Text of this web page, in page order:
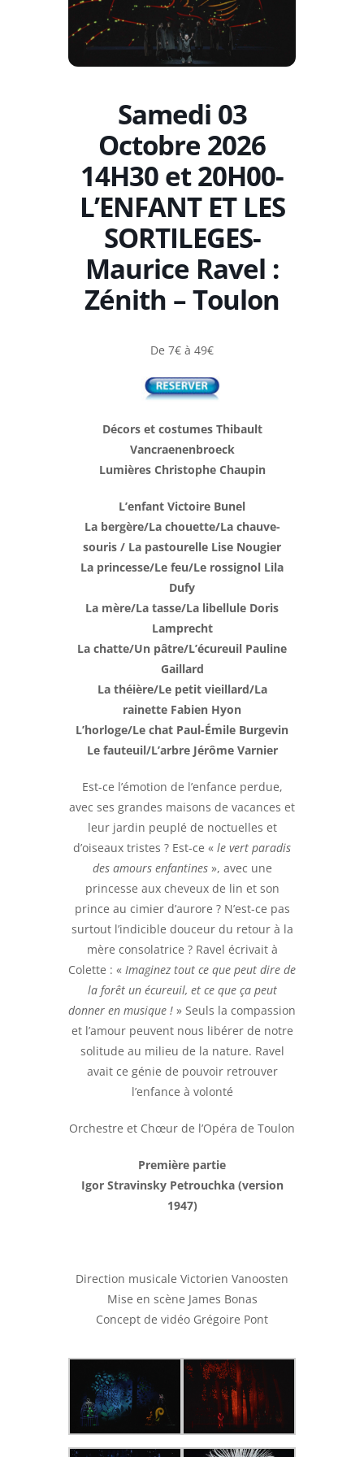
Samedi 03
Octobre 2026
14H30 et 20H00-
L’ENFANT ET LES
SORTILEGES-
Maurice Ravel :
Zénith – Toulon
De 7€ à 49€
Décors et costumes Thibault
Vancraenenbroeck
Lumières Christophe Chaupin
L’enfant Victoire Bunel
La bergère/La chouette/La chauve-
souris / La pastourelle Lise Nougier
La princesse/Le feu/Le rossignol Lila
Dufy
La mère/La tasse/La libellule Doris
Lamprecht
La chatte/Un pâtre/L’écureuil Pauline
Gaillard
La théière/Le petit vieillard/La
rainette Fabien Hyon
L’horloge/Le chat Paul-Émile Burgevin
Le fauteuil/L’arbre Jérôme Varnier
Est-ce l’émotion de l’enfance perdue,
avec ses grandes maisons de vacances et
leur jardin peuplé de noctuelles et
d’oiseaux tristes ? Est-ce « le vert paradis
des amours enfantines», avec une
princesse aux cheveux de lin et son
prince au cimier d’aurore ? N’est-ce pas
surtout l’indicible douceur du retour à la
mère consolatrice ? Ravel écrivait à
Colette : « Imaginez tout ce que peut dire de
la forêt un écureuil, et ce que ça peut
donner en musique ! » Seuls la compassion
et l’amour peuvent nous libérer de notre
solitude au milieu de la nature. Ravel
avait ce génie de pouvoir retrouver
l’enfance à volonté
Orchestre et Chœur de l’Opéra de Toulon
Première partie
Igor Stravinsky Petrouchka (version
1947)
Direction musicale Victorien Vanoosten
Mise en scène James Bonas
Concept de vidéo Grégoire Pont